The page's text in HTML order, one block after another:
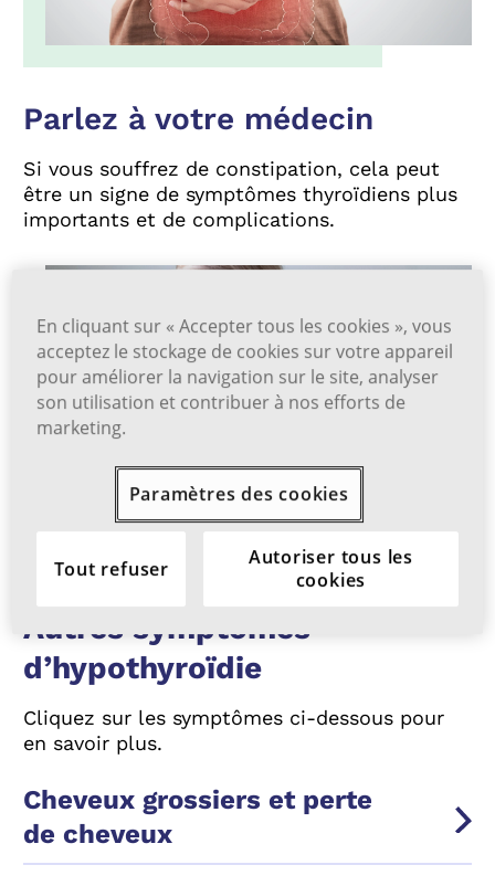
Parlez à votre médecin
Si vous souffrez de constipation, cela peut
être un signe de symptômes thyroïdiens plus
importants et de complications.
Autres symptômes
d’hypothyroïdie
Cliquez sur les symptômes ci-dessous pour
en savoir plus.
Cheveux grossiers et perte
de cheveux
En cliquant sur « Accepter tous les cookies », vous
acceptez le stockage de cookies sur votre appareil
pour améliorer la navigation sur le site, analyser
son utilisation et contribuer à nos efforts de
marketing.
Paramètres des cookies
Tout refuser Autoriser tous les
cookies